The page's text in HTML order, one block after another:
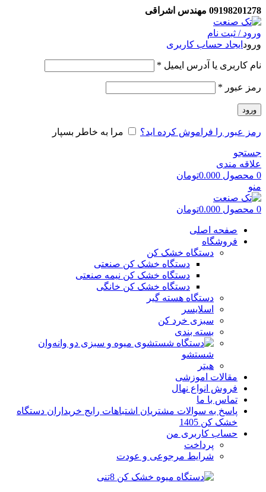
09198201278 مهندس اشراقی
ورود / ثبت نام
ورود ایجاد حساب کاربری
نام کاربری یا آدرس ایمیل *
رمز عبور *
ورود
رمز عبور را فراموش کرده اید؟ مرا به خاطر بسپار
جستجو
علاقه مندی
0 محصول 0.000تومان
منو
0 محصول 0.000تومان
صفحه اصلی
فروشگاه
دستگاه خشک کن
دستگاه خشک کن صنعتی
دستگاه خشک کن نیمه صنعتی
دستگاه خشک کن خانگی
دستگاه هسته گیر
اسلایسر
سبزی خرد کن
بسته بندی
وان
شستشو
هیتر
مقالات اموزشی
فروش انواع نهال
تماس با ما
پاسخ به سوالات مشتریان اشتباهات رایج خریداران دستگاه
خشک کن 1405
حساب کاربری من
پرداخت
شرایط مرجوعی و عودت